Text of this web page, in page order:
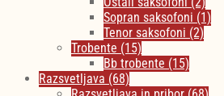
Sopran saksofoni (1)
Tenor saksofoni (2)
Trobente (15)
Bb trobente (15)
Razsvetljava (68)